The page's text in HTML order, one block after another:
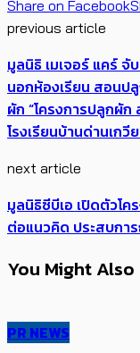
Share on Facebook
previous article
มูลนิธิ เมเจอร์ แคร์
นอกห้องเรียน สอนป
ผัก “โครงการปลูกผัก
โรงเรียนบ้านด่านเก
next article
มูลนิธิซีบีเอ เปิดตัวโ
ต่อแนวคิด ประสบกา
You Might Also
PR NEWS